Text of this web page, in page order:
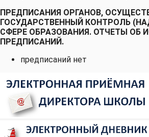
ПРЕДПИСАНИЯ ОРГАНОВ,
ГОСУДАРСТВЕННЫЙ КОНТРОЛЬ
СФЕРЕ ОБРАЗОВАНИЯ. ОТЧЕТЫ ОБ
ПРЕДПИСАНИЙ.
предписаний нет